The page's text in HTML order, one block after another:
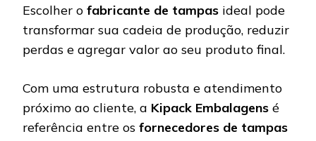
Escolher o fabricante de tampas ideal pode
transformar sua cadeia de produção, reduzir
perdas e agregar valor ao seu produto final.
Com uma estrutura robusta e atendimento
próximo ao cliente, a Kipack Embalagens é
referência entre os fornecedores de tampas